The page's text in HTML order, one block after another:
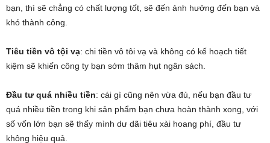
bạn, thì sẽ chẳng có chất lượng tốt, sẽ đến ảnh hưởng đến bạn và
khó thành công.
Tiêu tiền vô tội vạ: chi tiền vô tôi vạ và không có kế hoạch tiết
kiệm sẽ khiến công ty bạn sớm thâm hụt ngân sách.
Đầu tư quá nhiều tiền: cái gì cũng nên vừa đủ, nếu bạn đầu tư
quá nhiều tiền trong khi sản phẩm bạn chưa hoàn thành xong, với
số vốn lớn bạn sẽ thấy mình dư dãi tiêu xài hoang phí, đầu tư
không hiệu quả.